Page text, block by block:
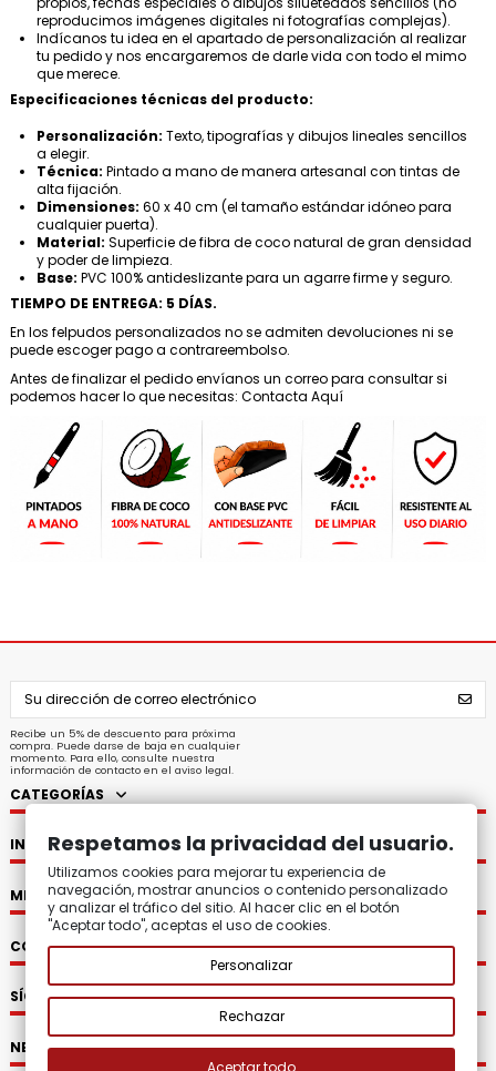
reproducimos imágenes digitales ni fotografías complejas).
Indícanos tu idea en el apartado de personalización al realizar
tu pedido y nos encargaremos de darle vida con todo el mimo
que merece.
Especificaciones técnicas del producto:
Personalización: Texto, tipografías y dibujos lineales sencillos
a elegir.
Técnica: Pintado a mano de manera artesanal con tintas de
alta fijación.
Dimensiones: 60 x 40 cm (el tamaño estándar idóneo para
cualquier puerta).
Material: Superficie de fibra de coco natural de gran densidad
y poder de limpieza.
Base: PVC 100% antideslizante para un agarre firme y seguro.
TIEMPO DE ENTREGA: 5 DÍAS.
En los felpudos personalizados no se admiten devoluciones ni se
puede escoger pago a contrareembolso.
Antes de finalizar el pedido envíanos un correo para consultar si
podemos hacer lo que necesitas: Contacta Aquí
Recibe un 5% de descuento para próxima
compra. Puede darse de baja en cualquier
momento. Para ello, consulte nuestra
información de contacto en el aviso legal.
CATEGORÍAS
INFORMACIÓN
MI CUENTA
CONTACTO
SÍGUENOS
NEWSLETTER
Respetamos la privacidad del usuario.
Utilizamos cookies para mejorar tu experiencia de
navegación, mostrar anuncios o contenido personalizado
y analizar el tráfico del sitio. Al hacer clic en el botón
"Aceptar todo", aceptas el uso de cookies.
Personalizar
Rechazar
Aceptar todo